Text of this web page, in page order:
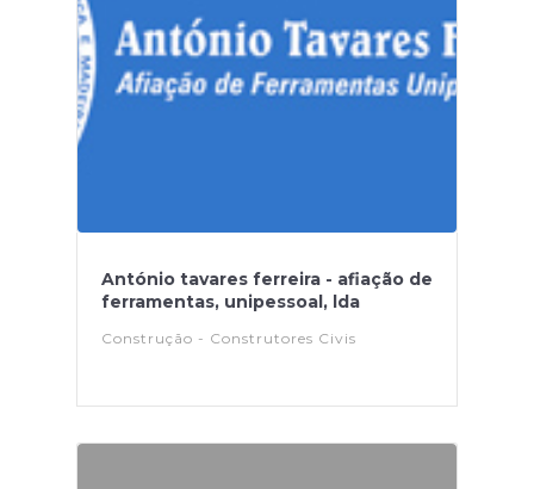
António tavares ferreira - afiação de
ferramentas, unipessoal, lda
Construção - Construtores Civis